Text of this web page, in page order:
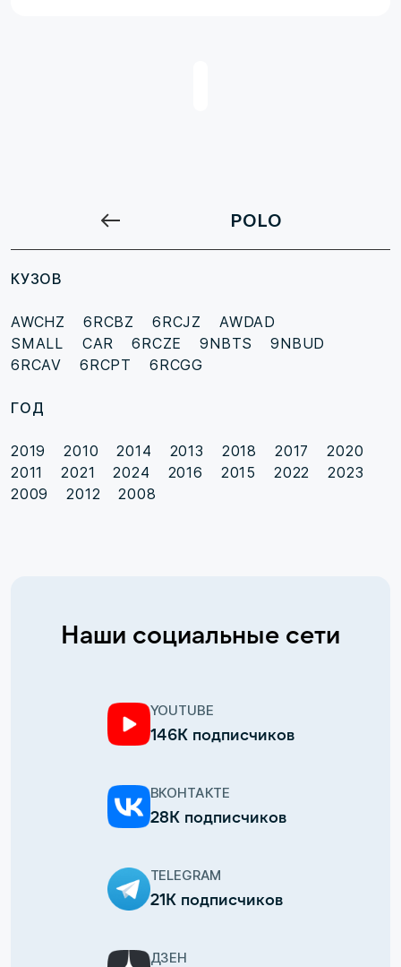
POLO
КУЗОВ
AWCHZ 6RCBZ 6RCJZ
AWDAD
SMALL CAR
6RCZE 9NBTS
9NBUD
6RCAV
6RCPT 6RCGG
ГОД
2019 2010 2014 2013 2018 2017
2020
2011
2021 2024 2016 2015 2022
2023
2009
2012 2008
Наши социальные сети
YOUTUBE
146К подписчиков
ВКОНТАКТЕ
28К подписчиков
TELEGRAM
21К подписчиков
ДЗЕН